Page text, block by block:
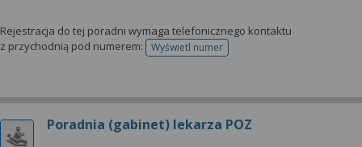
Rejestracja do tej poradni wymaga telefonicznego kontaktu
z przychodnią pod numerem:
Wyświetl numertelefonu do rejestracji
Poradnia (gabinet) lekarza POZ